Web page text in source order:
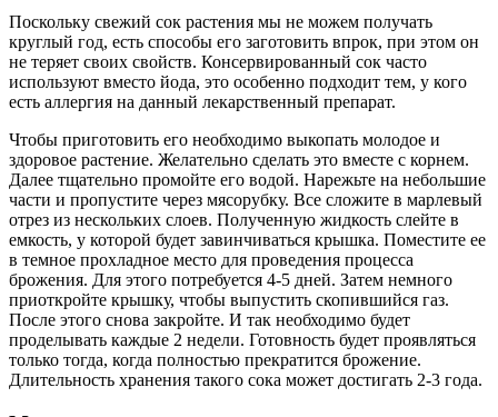
Поскольку свежий сок растения мы не можем получать
круглый год, есть способы его заготовить впрок, при этом он
не теряет своих свойств. Консервированный сок часто
используют вместо йода, это особенно подходит тем, у кого
есть аллергия на данный лекарственный препарат.
Чтобы приготовить его необходимо выкопать молодое и
здоровое растение. Желательно сделать это вместе с корнем.
Далее тщательно промойте его водой. Нарежьте на небольшие
части и пропустите через мясорубку. Все сложите в марлевый
отрез из нескольких слоев. Полученную жидкость слейте в
емкость, у которой будет завинчиваться крышка. Поместите ее
в темное прохладное место для проведения процесса
брожения. Для этого потребуется 4-5 дней. Затем немного
приоткройте крышку, чтобы выпустить скопившийся газ.
После этого снова закройте. И так необходимо будет
проделывать каждые 2 недели. Готовность будет проявляться
только тогда, когда полностью прекратится брожение.
Длительность хранения такого сока может достигать 2-3 года.